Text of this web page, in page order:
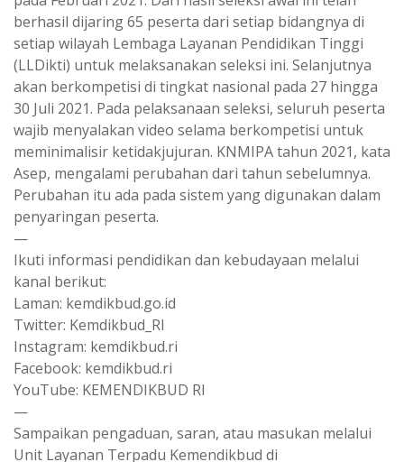
berhasil dijaring 65 peserta dari setiap bidangnya di
setiap wilayah Lembaga Layanan Pendidikan Tinggi
(LLDikti) untuk melaksanakan seleksi ini. Selanjutnya
akan berkompetisi di tingkat nasional pada 27 hingga
30 Juli 2021. Pada pelaksanaan seleksi, seluruh peserta
wajib menyalakan video selama berkompetisi untuk
meminimalisir ketidakjujuran. KNMIPA tahun 2021, kata
Asep, mengalami perubahan dari tahun sebelumnya.
Perubahan itu ada pada sistem yang digunakan dalam
penyaringan peserta.
—
Ikuti informasi pendidikan dan kebudayaan melalui
kanal berikut:
Laman: kemdikbud.go.id
Twitter: Kemdikbud_RI
Instagram: kemdikbud.ri
Facebook: kemdikbud.ri
YouTube: KEMENDIKBUD RI
—
Sampaikan pengaduan, saran, atau masukan melalui
Unit Layanan Terpadu Kemendikbud di